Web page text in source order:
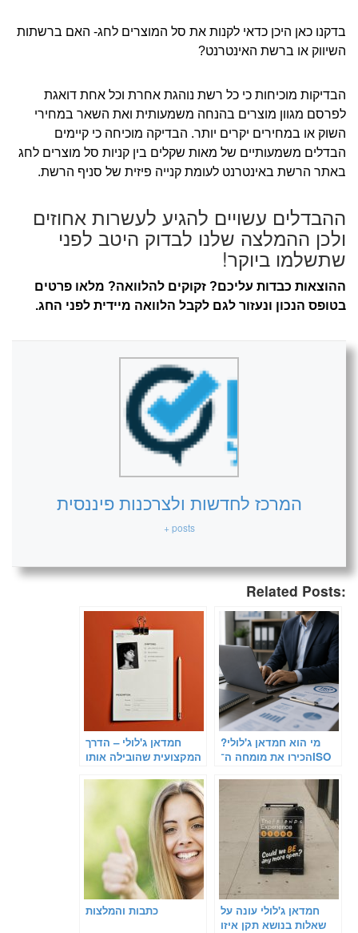
בדקנו כאן היכן כדאי לקנות את סל המוצרים לחג- האם ברשתות
השיווק או ברשת האינטרנט?
הבדיקות מוכיחות כי כל רשת נוהגת אחרת וכל אחת דואגת
לפרסם מגוון מוצרים בהנחה משמעותית ואת השאר במחירי
השוק או במחירים יקרים יותר. הבדיקה מוכיחה כי קיימים
הבדלים משמעותיים של מאות שקלים בין קניות סל מוצרים לחג
באתר הרשת באינטרנט לעומת קנייה פיזית של סניף הרשת.
ההבדלים עשויים להגיע לעשרות אחוזים
ולכן ההמלצה שלנו לבדוק היטב לפני
שתשלמו ביוקר!
ההוצאות כבדות עליכם? זקוקים להלוואה? מלאו פרטים
בטופס הנכון ונעזור לגם לקבל הלוואה מיידית לפני החג.
המרכז לחדשות ולצרכנות פיננסית
+ posts
Related Posts:
חמדאן ג'לולי – הדרך
המקצועית שהובילה אותו
מי הוא חמדאן ג'לולי?
הכירו את מומחה ה־ISO
כתבות והמלצות
חמדאן ג'לולי עונה על
שאלות בנושא תקן איזו